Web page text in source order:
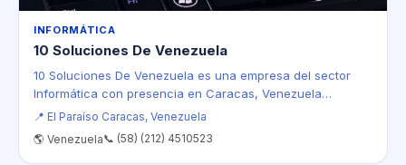
INFORMÁTICA
10 Soluciones De Venezuela
10 Soluciones De Venezuela es una empresa del sector
Informática con presencia en Caracas, Venezuela…
📍 El Paraíso Caracas, Venezuela
🌎 Venezuela📞 (58) (212) 4510523